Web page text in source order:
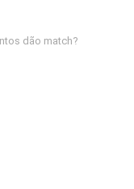
dão match?